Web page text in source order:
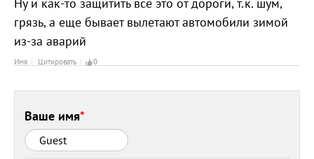
грязь, а еще бывает вылетают автомобили зимой
из-за аварий
Имя Цитировать 0
Ваше имя*